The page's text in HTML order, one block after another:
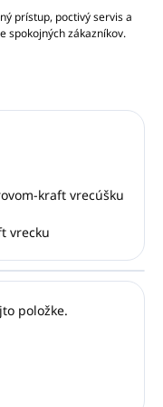
prístup, poctivý servis a
spokojných zákazníkov.
kraft vrecúšku
vrecku
položke.